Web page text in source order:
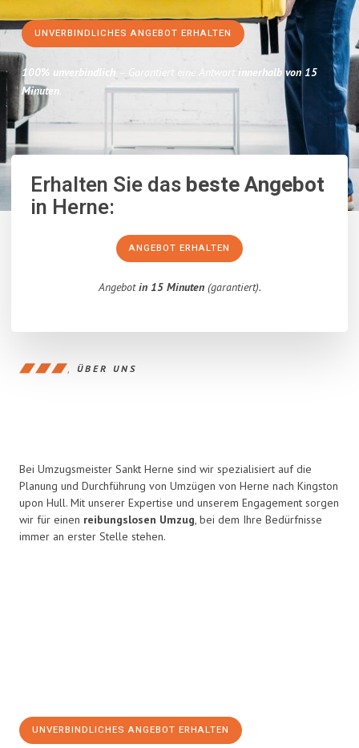
UNVERBINDLICHES ANGEBOT ERHALTEN
100% unverbindlich – Garantiert eine Antwort innerhalb von 15
Minuten.
Erhalten Sie dasbeste Angebot
in Herne:
ANGEBOT ERHALTEN
Angebotin 15 Minuten(garantiert).
ÜBER UNS
Bei Umzugsmeister Sankt Herne sind wir spezialisiert auf die
Planung und Durchführung von Umzügen von Herne nach Kingston
upon Hull. Mit unserer Expertise und unserem Engagement sorgen
wir für einen reibungslosen Umzug, bei dem Ihre Bedürfnisse
immer an erster Stelle stehen.
UNVERBINDLICHES ANGEBOT ERHALTEN